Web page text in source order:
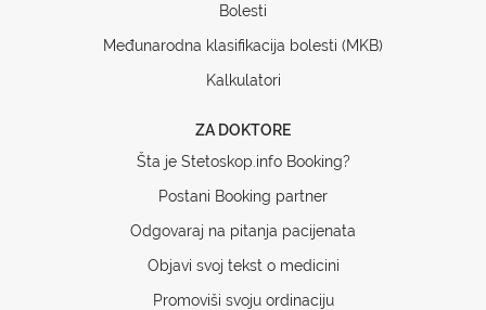
Bolesti
Međunarodna klasifikacija bolesti (MKB)
Kalkulatori
ZA DOKTORE
Šta je Stetoskop.info Booking?
Postani Booking partner
Odgovaraj na pitanja pacijenata
Objavi svoj tekst o medicini
Promoviši svoju ordinaciju